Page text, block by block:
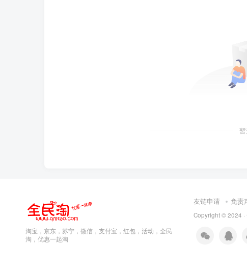
淘宝，京东，苏宁，微信，支付宝，红包，活动，全民
淘，优惠一起淘
友链申请 免责
Copyright © 2024 ·